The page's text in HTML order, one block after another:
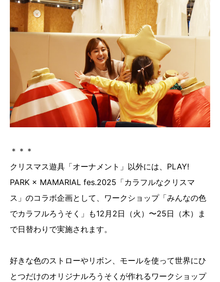
＊＊＊
クリスマス遊具「オーナメント」以外には、PLAY!
PARK × MAMARIAL fes.2025「カラフルなクリスマ
ス」のコラボ企画として、ワークショップ「みんなの色
でカラフルろうそく」も12月2日（火）〜25日（木）ま
で日替わりで実施されます。
好きな色のストローやリボン、モールを使って世界にひ
とつだけのオリジナルろうそくが作れるワークショップ